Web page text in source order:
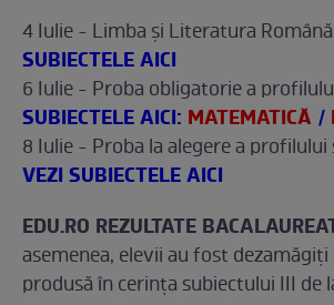
4 Iulie - Limba şi Literatura
SUBIECTELE AICI
6 Iulie - Proba obligatorie a
SUBIECTELE AICI: MATEMATICĂ /
8 Iulie - Proba la alegere a profilului
VEZI SUBIECTELE AICI
EDU.RO REZULTATE
asemenea, elevii au fost
produsă în cerinţa subiectului III de